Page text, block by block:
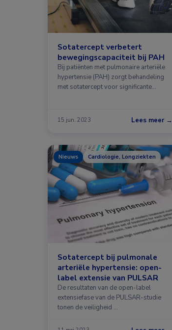
Sotatercept verbetert
bewegingscapaciteit bij PAH
Bij patiënten met pulmonaire arteriële
hypertensie (PAH) zorgt behandeling
met sotatercept voor significante
15 jun. 2023 Lees meer →
Nieuws Cardiologie, Longziekten
Sotatercept bij pulmonale
arteriële hypertensie: open-
label extensie van PULSAR
De resultaten van de open-label
extensiefase van de PULSAR-studie
tonen de veiligheid …